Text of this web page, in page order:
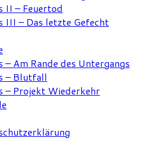
II – Feuertod
III – Das letzte Gefecht
– Am Rande des Untergangs
– Blutfall
– Projekt Wiederkehr